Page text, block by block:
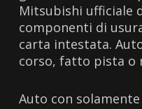
Mitsubishi ufficiale
componenti di
carta intestata.
corso, fatto pista o
Auto con